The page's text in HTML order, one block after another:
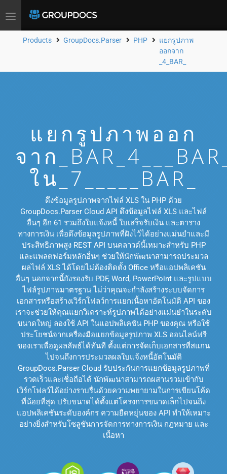
Toggle
Products
GroupDocs.Parser PHP
แยกรูปภาพ
ออกจาก
_4_BAR_
แยกรูปภาพออก
จาก
ใน_7_____BAR_
ดึงข้อมูลรูปภาพจากไฟล์ XLS ใน PHP ด้วย
GroupDocs.Parser Cloud API ดึงข้อมูลไฟล์ XLS และไฟล์
อื่นๆ อีก 61 รวมถึงใบแจ้งหนี้ ใบเสร็จรับเงิน และตาราง
ทางการเงิน เพื่อดึงข้อมูลรูปภาพที่ฝังไว้ได้อย่างแม่นยำและมี
ประสิทธิภาพสูง REST API บนคลาวด์นี้เหมาะสำหรับ PHP
และแพลตฟอร์มหลักอื่นๆ ช่วยให้นักพัฒนาสามารถประมวล
ผลไฟล์ XLS ได้โดยไม่ต้องติดตั้ง Office หรือแอปพลิเคชัน
อื่นๆ นอกจากนี้ยังรองรับ PDF, Word, PowerPoint และรูปแบบ
ไฟล์รูปภาพมาตรฐาน ไม่ว่าคุณจะกำลังสร้างระบบจัดการ
เอกสารหรือสร้างเวิร์กโฟลว์การแยกเนื้อหาอัตโนมัติ API ของ
เราจะช่วยให้คุณแยกวิเคราะห์รูปภาพได้อย่างแม่นยำในระดับ
ขนาดใหญ่ ลองใช้ API ในแอปพลิเคชัน PHP ของคุณ หรือใช้
ประโยชน์จากเครื่องมือแยกข้อมูลรูปภาพ XLS ออนไลน์ฟรี
ของเราเพื่อดูผลลัพธ์ได้ทันที ตั้งแต่การจัดเก็บเอกสารที่สแกน
ไปจนถึงการประมวลผลใบแจ้งหนี้อัตโนมัติ
GroupDocs.Parser Cloud รับประกันการแยกข้อมูลรูปภาพที่
รวดเร็วและเชื่อถือได้ นักพัฒนาสามารถผสานรวมเข้ากับ
เวิร์กโฟลว์ได้อย่างราบรื่นด้วยความพยายามในการเขียนโค้ด
ที่น้อยที่สุด ปรับขนาดได้ตั้งแต่โครงการขนาดเล็กไปจนถึง
แอปพลิเคชันระดับองค์กร ความยืดหยุ่นของ API ทำให้เหมาะ
อย่างยิ่งสำหรับโซลูชันการจัดการทางการเงิน กฎหมาย และ
เนื้อหา